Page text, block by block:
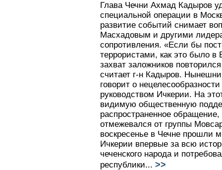
Глава Чечни Ахмад Кадыров
специальной операции в
развитие событий снимает
Масхадовым и другими
сопротивления. «Если бы
террористами, как это было в
захват заложников
считает г-н Кадыров.
говорит о
руководством Ичкерии. На
видимую общественную
распространенное
отмежевался от группы
воскресенье в Чечне прошли
Ичкерии впервые за всю
чеченского народа и
республики... >>